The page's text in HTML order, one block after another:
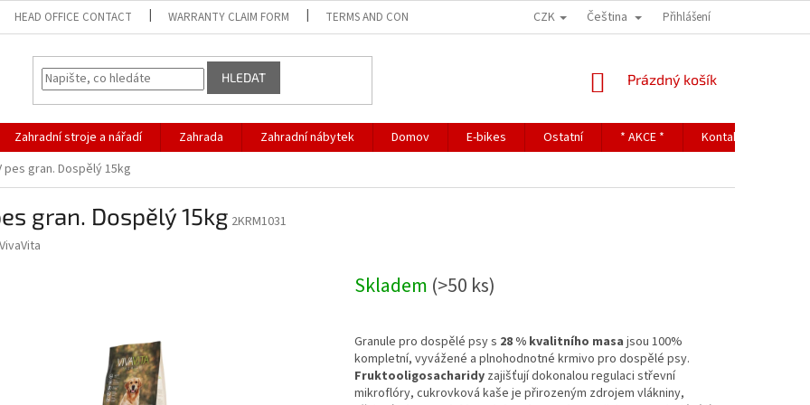
HEAD OFFICE CONTACT WARRANTY CLAIM FORM TERMS AND CONDITIONS TERMS OF PERSONAL DATA PROTECTION
CZK Čeština Přihlášení
HLEDAT
NÁKUPNÍ
Prázdný košík
Zahradní stroje a nářadí Zahrada Zahradní nábytek Domov E-bikes Ostatní * AKCE *
Kontakty
pes gran. Dospělý 15kg
gran. Dospělý 15kg 2KRM1031
VivaVita
Skladem (>50 ks)
Granule pro dospělé psy s 28 % kvalitního masa jsou 100%
kompletní, vyvážené a plnohodnotné krmivo pro dospělé psy.
Fruktooligosacharidyzajišťují dokonalou regulaci střevní
mikroflóry, cukrovková kaše je přirozeným zdrojem vlákniny,